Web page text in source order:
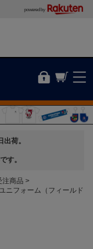
powered by
荷。
す。
注商品
ニフォーム（フィールド